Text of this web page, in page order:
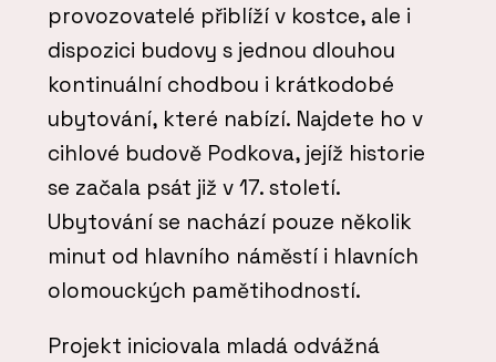
provozovatelé přiblíží v kostce, ale i
dispozici budovy s jednou dlouhou
kontinuální chodbou i krátkodobé
ubytování, které nabízí. Najdete ho v
cihlové budově Podkova, jejíž historie
se začala psát již v 17. století.
Ubytování se nachází pouze několik
minut od hlavního náměstí i hlavních
olomouckých pamětihodností.
Projekt iniciovala mladá odvážná